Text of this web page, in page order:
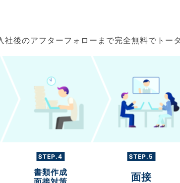
後のアフターフォローまで完全無料でトー
STEP.4
書類作成
STEP.5
面接